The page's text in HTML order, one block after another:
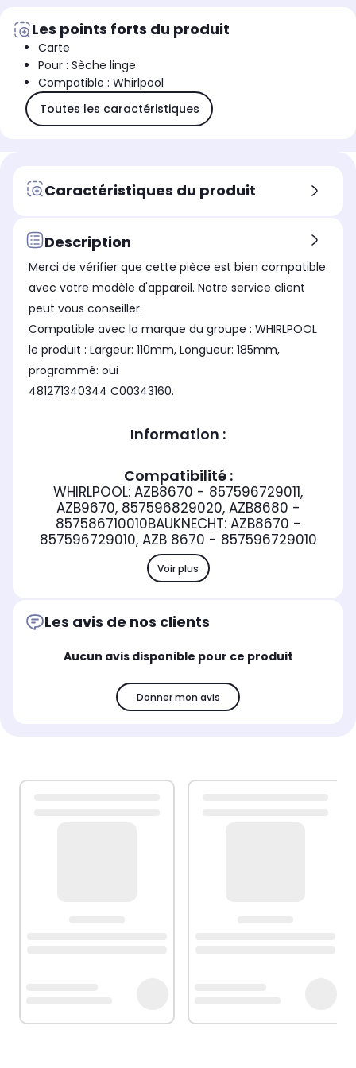
Les points forts du produit
Carte
Pour : Sèche linge
Compatible : Whirlpool
Toutes les caractéristiques
Caractéristiques du produit
Description
Merci de vérifier que cette pièce est bien compatible
avec votre modèle d'appareil. Notre service client
peut vous conseiller.
Compatible avec la marque du groupe : WHIRLPOOL
le produit : Largeur: 110mm, Longueur: 185mm,
programmé: oui
481271340344 C00343160.
Information :
Compatibilité :
WHIRLPOOL: AZB8670 - 857596729011,
AZB9670, 857596829020, AZB8680 -
857586710010BAUKNECHT: AZB8670 -
857596729010, AZB 8670 - 857596729010
Voir plus
Les avis de nos clients
Aucun avis disponible pour ce produit
Donner mon avis